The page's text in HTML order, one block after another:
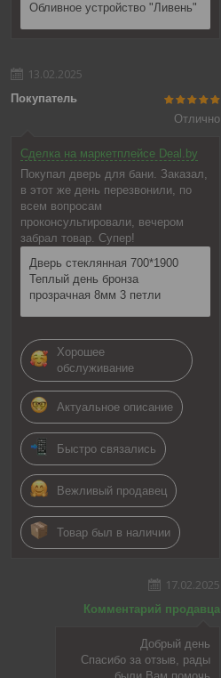
Обливное устройство "Ливень"
13.02.2025
Покупатель
Отлично
Сделка на маркетплейсе Deal.by
Покупал дверь для бани. Заказал,
в этот же день перезвонили, по
всем вопросам
проконсультировали, вечером
забрал товар. Супер!
Дверь стеклянная 700*1900
Теплый день бронза
прозрачная 8мм 3 петли
Хорошее
обслуживание
Актуальное описание
Быстро связались
Вежливый продавец
Товар был в наличии
17.02.2025
Комментарий продавца
Добрый день
Спасибо за отзыв, рады